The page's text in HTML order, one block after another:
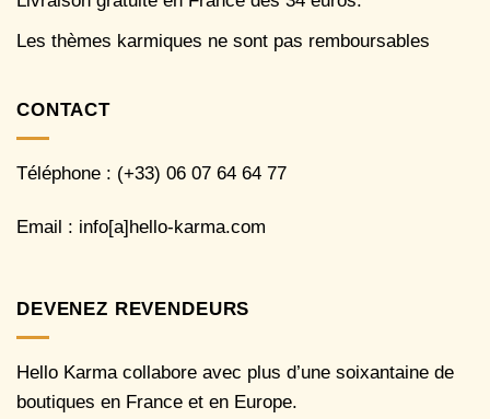
Les thèmes karmiques ne sont pas remboursables
CONTACT
Téléphone : (+33) 06 07 64 64 77
Email : info[a]hello-karma.com
DEVENEZ REVENDEURS
Hello Karma collabore avec plus d’une soixantaine de
boutiques en France et en Europe.